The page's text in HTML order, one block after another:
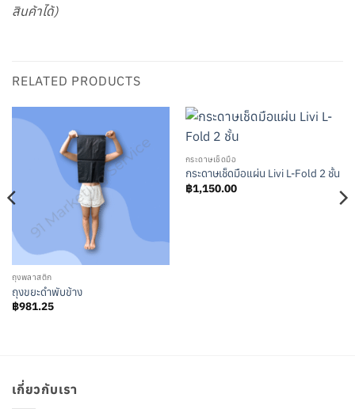
สินค้าได้)
RELATED PRODUCTS
ถุงพลาสติก
ถุงขยะดำพับข้าง
฿981.25
กระดาษเช็ดมือ
กระดาษเช็ดมือแผ่น Livi L-Fold 2 ชั้น
฿1,150.00
เกี่ยวกับเรา